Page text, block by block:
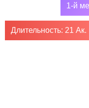
1-й
Длительность: 21 Ак.